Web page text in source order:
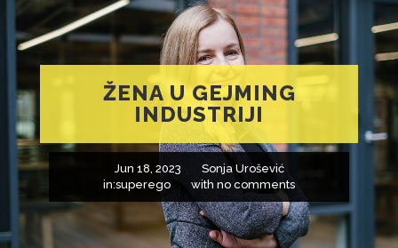
ŽENA U GEJMING
INDUSTRIJI
Jun 18, 2023
Sonja Urošević
in:superego with no comments